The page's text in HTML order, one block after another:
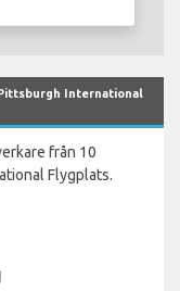
International
från 10
Flygplats.